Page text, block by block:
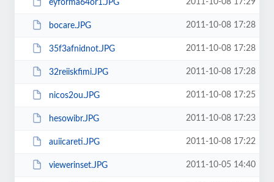
eyforma64or1.JPG 2011-10-08 17:29
bocare.JPG 2011-10-08 17:28
35f3afnidnot.JPG 2011-10-08 17:28
32reiiskfimi.JPG 2011-10-08 17:28
nicos2ou.JPG 2011-10-08 17:25
hesowibr.JPG 2011-10-08 17:23
auiicareti.JPG 2011-10-08 17:22
viewerinset.JPG 2011-10-05 14:40